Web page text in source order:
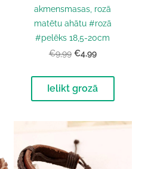
akmensmasas, rozā
matētu ahātu #rozā
#pelēks 18,5-20cm
€9,99 €4,99
Ielikt grozā